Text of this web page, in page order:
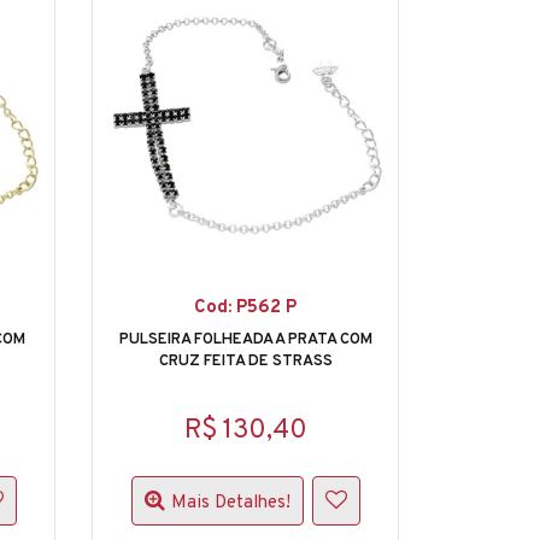
Cod: P562 P
PULSEIRA FOLHEADA A PRATA COM
CRUZ FEITA DE STRASS
R$ 130,40
Mais Detalhes!